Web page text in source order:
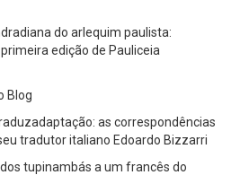
do arlequim paulista:
edição de Pauliceia
Blog
as correspondências
tradutor italiano Edoardo Bizzarri
tupinambás a um francês do